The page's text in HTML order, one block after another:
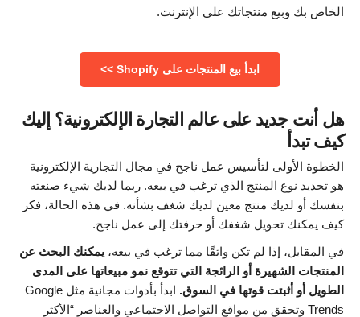
الخاص بك وبيع منتجاتك على الإنترنت.
ابدأ بيع المنتجات على Shopify >>
هل أنت جديد على عالم التجارة الإلكترونية؟ إليك
كيف تبدأ
الخطوة الأولى لتأسيس عمل ناجح في مجال التجارية الإلكترونية
هو تحديد نوع المنتج الذي ترغب في بيعه. ربما لديك شيء صنعته
بنفسك أو لديك منتج معين لديك شغف بشأنه. في هذه الحالة، فكر
كيف يمكنك تحويل شغفك أو حرفتك إلى عمل ناجح.
في المقابل، إذا لم تكن واثقًا مما ترغب في بيعه، يمكنك البحث عن
المنتجات الشهيرة أو الرائجة التي تتوقع نمو مبيعاتها على المدى
الطويل أو أثبتت قوتها في السوق.
ابدأ بأدوات مجانية مثل Google
Trends وتحقق من مواقع التواصل الاجتماعي والعناصر “الأكثر